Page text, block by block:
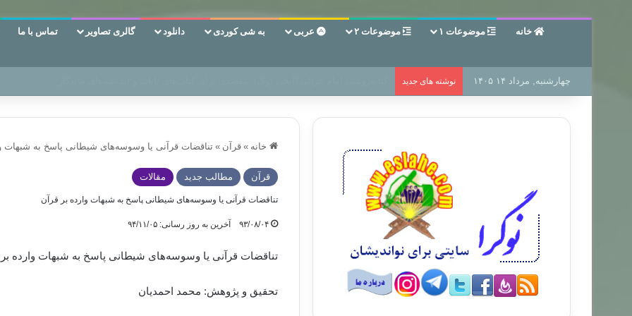
خانه موضوعات ۱ موضوعات ۲ عربی به شی کوردی دانلود گالری تصاویر تماس با ما
چهارشنبه, مرداد ۱۴ ۱۴۰۵ نوشته های جدید
خانه » قرآن » تناقضات قرآنی یا وسوسه‌های شیطانی پاسخ به شبهات
قرآن مطالب جدید مقالات
تناقضات قرآنی یا وسوسه‌های شیطانی پاسخ به شبهات وارده بر قرآن
۹۳/۰۸/۰۴ آخرین به روز رسانی: ۹۴/۱۱/۰۵
تناقضات قرآنی یا وسوسه‌های شیطانی پاسخ به شبهات وارده
تحقیق و پژوهش: محمد احمدیان